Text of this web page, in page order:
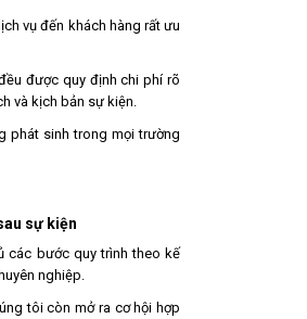
vụ đến khách hàng rất ưu
được quy định chi phí rõ
và kịch bản sự kiện.
phát sinh trong mọi trường
sự kiện
các bước quy trình theo kế
nghiệp.
tôi còn mở ra cơ hội hợp